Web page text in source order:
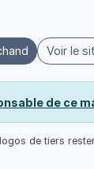
Voir le
de ce
de tiers